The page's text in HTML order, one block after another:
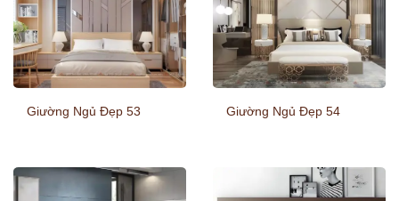
Giường Ngủ Đẹp 53 Giường Ngủ Đẹp 54